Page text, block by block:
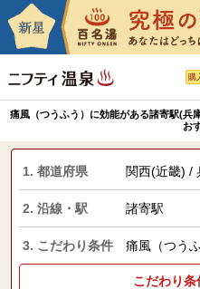
購
痛風（つうふう）に効能がある諸寄駅(兵
お
1. 都道府県 関西(近畿) /
2. 沿線・駅 諸寄駅
3. こだわり条件 痛風（つうふ
こだわり